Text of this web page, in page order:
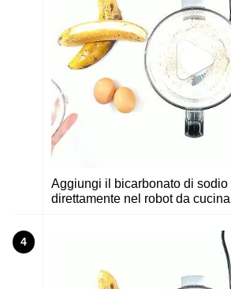
Aggiungi il bicarbonato di sodio
direttamente nel robot da
4